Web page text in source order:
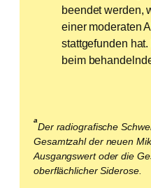
beendet werden,
einer moderaten
stattgefunden
beim
a
Der radiografische
Gesamtzahl der neuen
Ausgangswert oder die
oberflächlicher Siderose.